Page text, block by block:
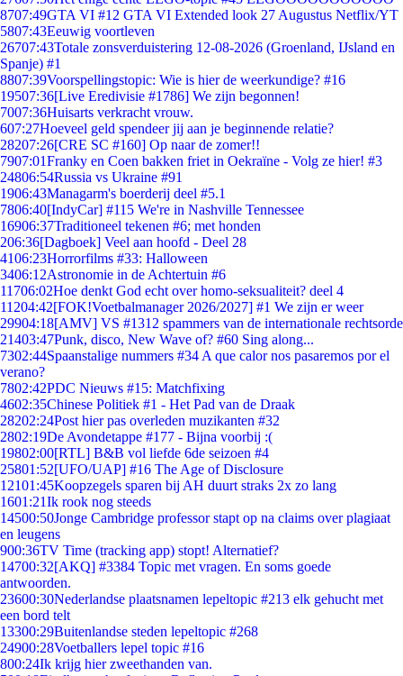
8707:49GTA VI #12 GTA VI Extended look 27 Augustus Netflix/YT
5807:43Eeuwig voortleven
26707:43Totale zonsverduistering 12-08-2026 (Groenland, IJsland en
Spanje) #1
8807:39Voorspellingstopic: Wie is hier de weerkundige? #16
19507:36[Live Eredivisie #1786] We zijn begonnen!
7007:36Huisarts verkracht vrouw.
607:27Hoeveel geld spendeer jij aan je beginnende relatie?
28207:26[CRE SC #160] Op naar de zomer!!
7907:01Franky en Coen bakken friet in Oekraïne - Volg ze hier! #3
24806:54Russia vs Ukraine #91
1906:43Managarm's boerderij deel #5.1
7806:40[IndyCar] #115 We're in Nashville Tennessee
16906:37Traditioneel tekenen #6; met honden
206:36[Dagboek] Veel aan hoofd - Deel 28
4106:23Horrorfilms #33: Halloween
3406:12Astronomie in de Achtertuin #6
11706:02Hoe denkt God echt over homo-seksualiteit? deel 4
11204:42[FOK!Voetbalmanager 2026/2027] #1 We zijn er weer
29904:18[AMV] VS #1312 spammers van de internationale rechtsorde
21403:47Punk, disco, New Wave of? #60 Sing along...
7302:44Spaanstalige nummers #34 A que calor nos pasaremos por el
verano?
7802:42PDC Nieuws #15: Matchfixing
4602:35Chinese Politiek #1 - Het Pad van de Draak
28202:24Post hier pas overleden muzikanten #32
2802:19De Avondetappe #177 - Bijna voorbij :(
19802:00[RTL] B&B vol liefde 6de seizoen #4
25801:52[UFO/UAP] #16 The Age of Disclosure
12101:45Koopzegels sparen bij AH duurt straks 2x zo lang
1601:21Ik rook nog steeds
14500:50Jonge Cambridge professor stapt op na claims over plagiaat
en leugens
900:36TV Time (tracking app) stopt! Alternatief?
14700:32[AKQ] #3384 Topic met vragen. En soms goede
antwoorden.
23600:30Nederlandse plaatsnamen lepeltopic #213 elk gehucht met
een bord telt
13300:29Buitenlandse steden lepeltopic #268
24900:28Voetballers lepel topic #16
800:24Ik krijg hier zweethanden van.